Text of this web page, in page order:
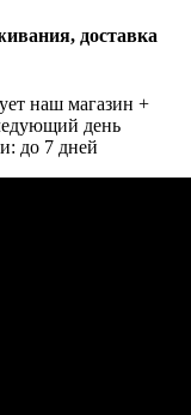
доставка
наш магазин +
день
до 7 дней